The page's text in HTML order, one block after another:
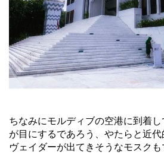
ちなみにモルディブの空港に到着
が目にするであろう、やたらと近
ヴェイダーが出てきそうなモスクも